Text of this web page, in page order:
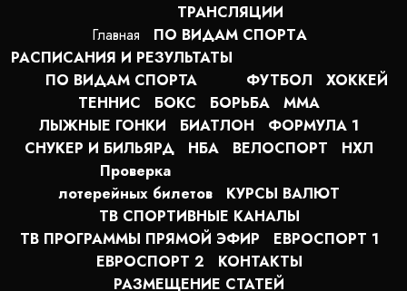
Главная
ТРАНСЛЯЦИИ
ПО ВИДАМ СПОРТA
РАСПИСАНИЯ И РЕЗУЛЬТАТЫ
ПО ВИДАМ СПОРТА
ФУТБОЛ
ХОККЕЙ
ТЕННИС
БОКС БОРЬБА
MMA
ЛЫЖНЫЕ ГОНКИ
БИАТЛОН
ФОРМУЛА 1
СНУКЕР И БИЛЬЯРД
НБА ВЕЛОСПОРТ
НХЛ
Проверка
лотерейных билетов
КУРСЫ ВАЛЮТ
ТВ СПОРТИВНЫЕ КАНАЛЫ
ТВ ПРОГРАММЫ ПРЯМОЙ ЭФИР
ЕВРОСПОРТ 1
ЕВРОСПОРТ 2
КОНТАКТЫ
РАЗМЕЩЕНИЕ СТАТЕЙ